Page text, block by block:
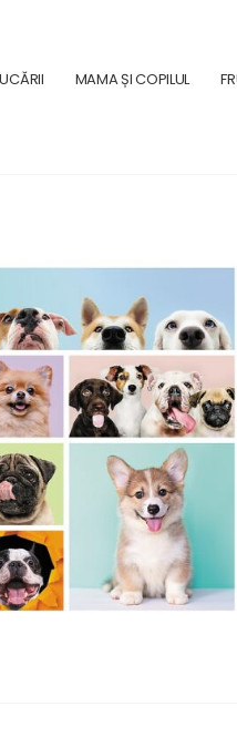
MAMA ȘI COPILUL